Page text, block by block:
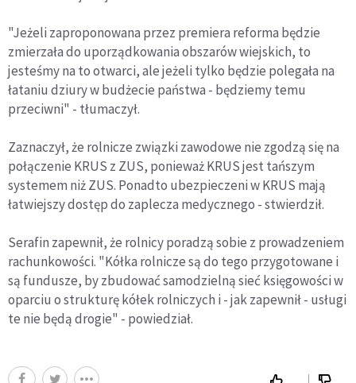
"Jeżeli zaproponowana przez premiera reforma będzie
zmierzała do uporządkowania obszarów wiejskich, to
jesteśmy na to otwarci, ale jeżeli tylko będzie polegała na
łataniu dziury w budżecie państwa - będziemy temu
przeciwni" - tłumaczył.
Zaznaczył, że rolnicze związki zawodowe nie zgodzą się na
połączenie KRUS z ZUS, ponieważ KRUS jest tańszym
systemem niż ZUS. Ponadto ubezpieczeni w KRUS mają
łatwiejszy dostęp do zaplecza medycznego - stwierdził.
Serafin zapewnił, że rolnicy poradzą sobie z prowadzeniem
rachunkowości. "Kółka rolnicze są do tego przygotowane i
są fundusze, by zbudować samodzielną sieć księgowości w
oparciu o strukturę kółek rolniczych i - jak zapewnił - usługi
te nie będą drogie" - powiedział.